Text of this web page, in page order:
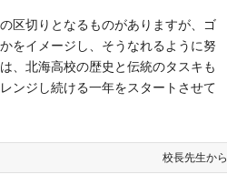
区切りとなるものがありますが、ゴ
をイメージし、そうなれるように努
、北海高校の歴史と伝統のタスキも
ンジし続ける一年をスタートさせて
校長先生から